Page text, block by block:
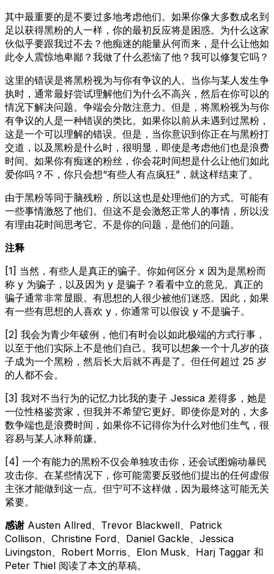
其中最重要的是不要过多地考虑他们。如果你像大多数成名到
足以获得黑粉的人一样，你的最初反应将是困惑。为什么这家
伙似乎要跟我过不去？他痴迷的能量从何而来，是什么让他如
此令人震惊地卑鄙？我做了什么惹恼了他？我可以修复它吗？
这里的错误是将黑粉视为与你有争议的人。当你与某人发生争
执时，通常最好尝试理解他们为什么不高兴，然后在你可以的
情况下解决问题。争端会分散注意力。但是，将黑粉视为与你
有争议的人是一种错误的类比。如果你以前从未遇到过黑粉，
这是一个可以理解的错误。但是，当你意识到你正在与黑粉打
交道，以及黑粉是什么时，很明显，即使是考虑他们也是浪费
时间。如果你有痴迷的粉丝，你会花时间想是什么让他们如此
爱你吗？不，你只会想“有些人有点疯狂”，就这样结束了。
由于黑粉等同于脑残粉，所以这也是处理他们的方式。可能有
一些事情激怒了他们。但这不是会激怒正常人的事情，所以没
有理由花时间思考它。不是你的问题，是他们的问题。
注释
[1] 当然，有些人是真正的骗子。你如何区分 x 因为是黑粉而
称 y 为骗子，以及因为 y 是骗子？看看中立的意见。真正的
骗子通常非常显眼。有思想的人很少被他们迷惑。因此，如果
有一些有思想的人喜欢 y，你通常可以假设 y 不是骗子。
[2] 我会为青少年破例，他们有时会以如此极端的方式行事，
以至于他们实际上不是他们自己。我可以想象一个十几岁的孩
子成为一个黑粉，然后长大后就不再是了。但任何超过 25 岁
的人都不会。
[3] 我对不当行为的记忆力比我的妻子 Jessica 差得多，她是
一位性格鉴赏家，但我并不希望它更好。即使你是对的，大多
数争端也是浪费时间，如果你不记得你为什么对他们生气，很
容易与某人冰释前嫌。
[4] 一个有能力的黑粉不仅会单独攻击你，还会试图煽动暴民
攻击你。在某些情况下，你可能需要反驳他们提出的任何虚假
主张才能做到这一点。但宁可不这样做，因为最终这可能无关
紧要。
感谢 Austen Allred、Trevor Blackwell、Patrick
Collison、Christine Ford、Daniel Gackle、Jessica
Livingston、Robert Morris、Elon Musk、Harj Taggar 和
Peter Thiel 阅读了本文的草稿。